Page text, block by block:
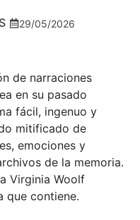
29/05/2026
de narraciones
en su pasado
fácil, ingenuo y
mitificado de
emociones y
de la memoria.
Virginia Woolf
que contiene.